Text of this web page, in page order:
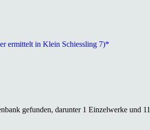
ermittelt in Klein Schiessling 7)*
gefunden, darunter 1 Einzelwerke und